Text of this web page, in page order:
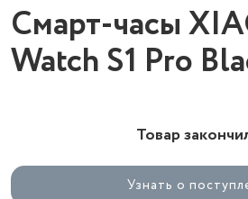
Смарт-часы
Watch S1 Pro
Товар
Узнать о